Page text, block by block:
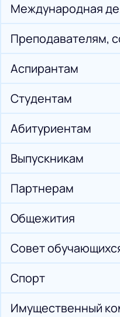
Международная
Преподавателям,
Аспирантам
Студентам
Абитуриентам
Выпускникам
Партнерам
Общежития
Совет
Спорт
Имущественный